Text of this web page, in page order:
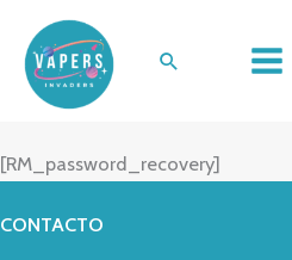
contenido
Buscar
Password Recovery
[RM_password_recovery]
CONTACTO